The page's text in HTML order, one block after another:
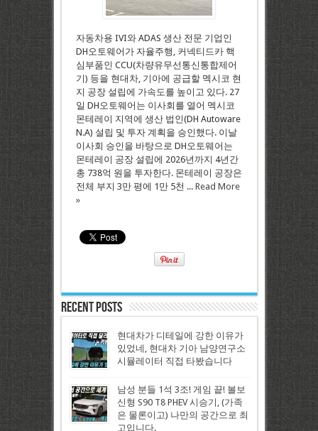
자동차용 IVI와 ADAS 생산 전문 기업인
DH오토웨어가 자율주행, 커넥티드카 핵
심부품인 CCU(차량유무선통신통합제어
기) 등을 현대차, 기아에 공급할 멕시코 현
지 공장 설립에 가속도를 높이고 있다. 27
일 DH오토웨어는 이사회를 열어 멕시코
몬테레이 지역에 생산 법인(DH Autoware
N.A) 설립 및 투자 계획을 승인했다. 이날
이사회 승인을 바탕으로 DH오토웨어는
몬테레이 공장 설립에 2026년까지 4년간
총 738억 원을 투자한다. 몬테레이 공장은
전체 부지 3만 평에 1만 5천 ... Read More
»
Recent Posts
현대차가 디테일에 강한 이유가
있었네, 현대차 기아 남양연구소
시뮬레이터 직접 타봤습니다
남성 분들 1석 3조! 게임 끝! 볼보
신형 S90 T8 PHEV 시승기, (가족
은 물론이고) 나만의 공간으로 최
고입니다.